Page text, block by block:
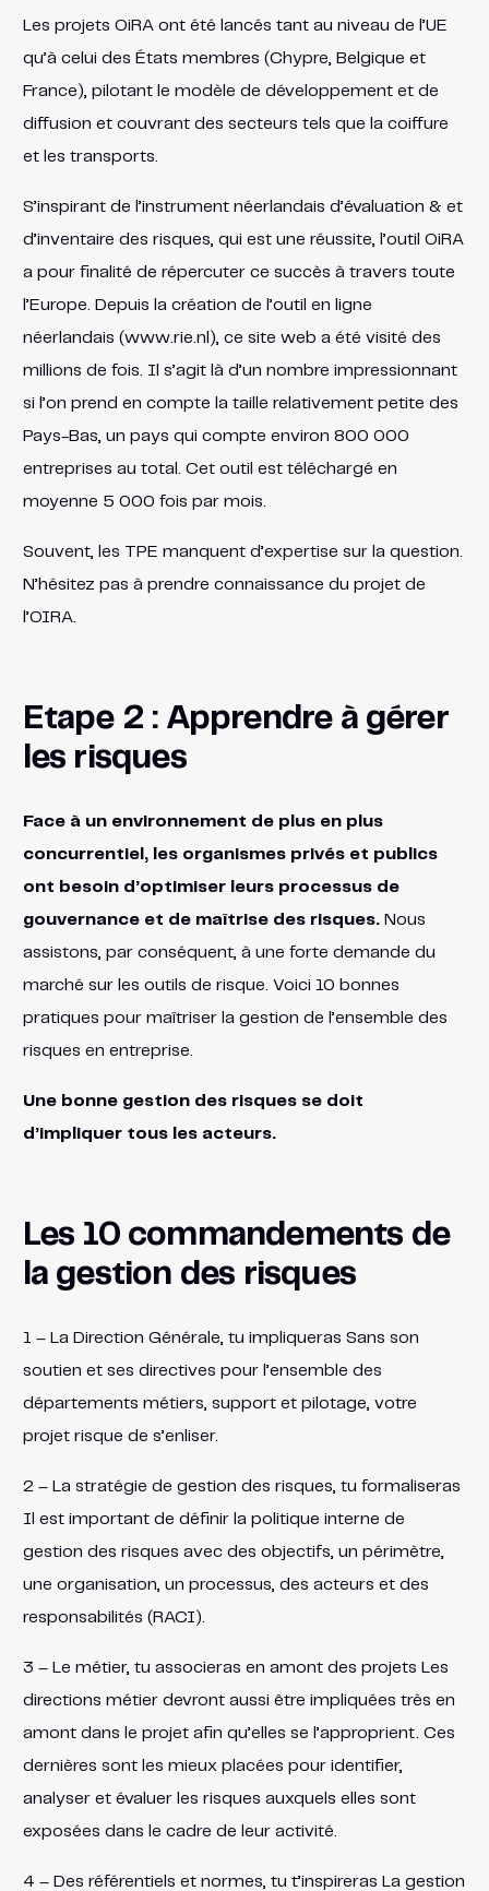
Les projets OiRA ont été lancés tant au niveau de l’UE
qu’à celui des États membres (Chypre, Belgique et
France), pilotant le modèle de développement et de
diffusion et couvrant des secteurs tels que la coiffure
et les transports.
S’inspirant de l’instrument néerlandais d’évaluation & et
d’inventaire des risques, qui est une réussite, l’outil OiRA
a pour finalité de répercuter ce succès à travers toute
l’Europe. Depuis la création de l’outil en ligne
néerlandais (www.rie.nl), ce site web a été visité des
millions de fois. Il s’agit là d’un nombre impressionnant
si l’on prend en compte la taille relativement petite des
Pays-Bas, un pays qui compte environ 800 000
entreprises au total. Cet outil est téléchargé en
moyenne 5 000 fois par mois.
Souvent, les TPE manquent d’expertise sur la question.
N’hésitez pas à prendre connaissance du projet de
l’OIRA.
Etape 2 : Apprendre à gérer
les risques
Face à un environnement de plus en plus
concurrentiel, les organismes privés et publics
ont besoin d’optimiser leurs processus de
gouvernance et de maîtrise des risques.Nous
assistons, par conséquent, à une forte demande du
marché sur les outils de risque. Voici 10 bonnes
pratiques pour maîtriser la gestion de l’ensemble des
risques en entreprise.
Une bonne gestion des risques se doit
d’impliquer tous les acteurs.
Les 10 commandements de
la gestion des risques
1 – La Direction Générale, tu impliqueras Sans son
soutien et ses directives pour l’ensemble des
départements métiers, support et pilotage, votre
projet risque de s’enliser.
2 – La stratégie de gestion des risques, tu formaliseras
Il est important de définir la politique interne de
gestion des risques avec des objectifs, un périmètre,
une organisation, un processus, des acteurs et des
responsabilités (RACI).
3 – Le métier, tu associeras en amont des projets Les
directions métier devront aussi être impliquées très en
amont dans le projet afin qu’elles se l’approprient. Ces
dernières sont les mieux placées pour identifier,
analyser et évaluer les risques auxquels elles sont
exposées dans le cadre de leur activité.
4 – Des référentiels et normes, tu t’inspireras La gestion